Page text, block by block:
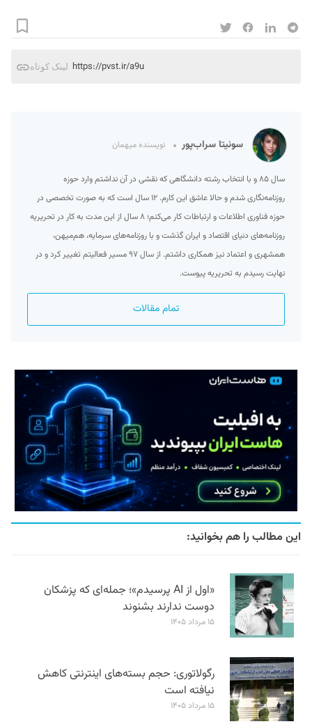
لینک کوتاه https://pvst.ir/a9u
سونیتا سراب‌پور نویسنده میهمان
سال ۸۵ و با انتخاب رشته‌ دانشگاهی که نقشی در آن نداشتم وارد حوزه
روزنامه‌نگاری شدم و حالا عاشق این کارم. ۱۲ سال است که به صورت تخصصی در
حوزه فناوری اطلاعات و ارتباطات کار می‌کنم؛ ۸ سال از این مدت به کار در تحریریه
روزنامه‌های دنیای اقتصاد و ایران گذشت و با روزنامه‌های سرمایه، هم‌میهن،
همشهری و اعتماد نیز همکاری داشتم. از سال ۹۷ مسیر فعالیتم تغییر کرد و در
نهایت رسیدم به تحریریه پیوست.
تمام مقالات
این مطالب را هم بخوانید:
«اول از AI پرسیدم»؛ جمله‌ای که پزشکان
دوست ندارند بشنوند
۱۵ مرداد ۱۴۰۵
رگولاتوری: حجم بسته‌های اینترنتی کاهش
نیافته است
۱۵ مرداد ۱۴۰۵